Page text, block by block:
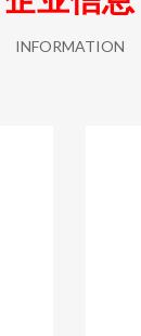
INFORMATION